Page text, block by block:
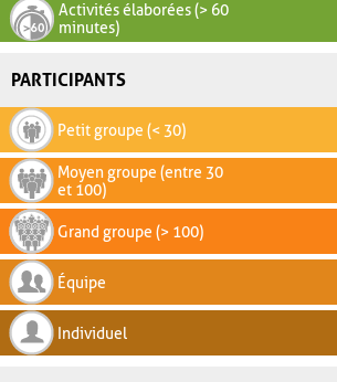
Activités élaborées (> 60
minutes)
PARTICIPANTS
Petit groupe (< 30)
Moyen groupe (entre 30
et 100)
Grand groupe (> 100)
Équipe
Individuel